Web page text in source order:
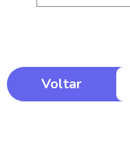
Voltar